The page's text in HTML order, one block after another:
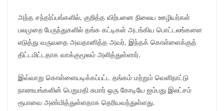
அந்த சந்தர்ப்பங்களில், குறித்த விற்பனை நிலைய ஊழியர்கள்
பலமுறை பேருந்துகளில் தங்க கட்டிகள் அடங்கிய பொட்டலங்களை
எடுத்து வருவதை அவதானித்த அவர், இந்தக் கொள்ளைக்குத்
திட்டமிட்டதாக வாக்குமூலம் அளித்துள்ளார்.
இவ்வாறு கொள்ளையடிக்கப்பட்ட தங்கம் மற்றும் வெளிநாட்டு
நாணயங்களின் பெறுமதி சுமார் ஒரு கோடியே ஐம்பது இலட்சம்
ரூபாவை அண்மித்துள்ளதாக தெரியவந்துள்ளது.